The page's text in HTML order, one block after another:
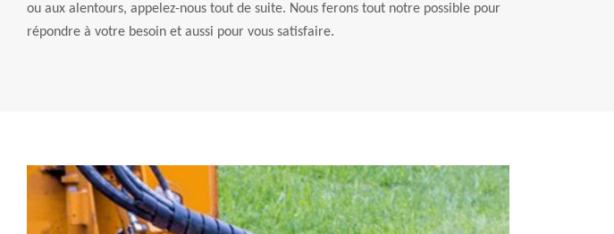
ou aux alentours, appelez-nous tout de suite. Nous ferons tout notre possible pour
répondre à votre besoin et aussi pour vous satisfaire.